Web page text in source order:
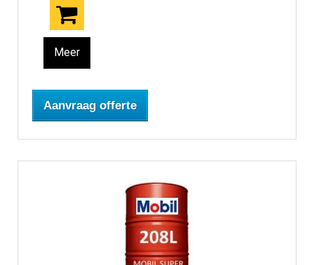
Meer
Aanvraag offerte